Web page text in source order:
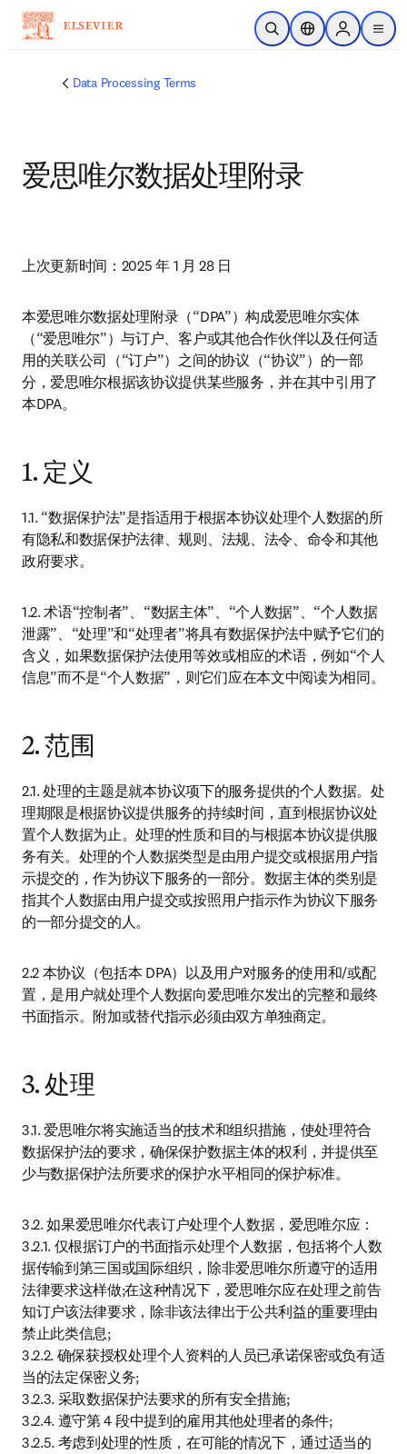
Skip to main content
Open SearchLocation Selector
Sign in to
menu
Data Processing Terms
爱思唯尔数据处理附录
上次更新时间：2025 年 1 月 28 日
本爱思唯尔数据处理附录（“DPA”）构成爱思唯尔实体
（“爱思唯尔”）与订户、客户或其他合作伙伴以及任何适
用的关联公司（“订户”）之间的协议（“协议”）的一部
分，爱思唯尔根据该协议提供某些服务，并在其中引用了
本DPA。
1. 定义
1.1. “数据保护法”是指适用于根据本协议处理个人数据的所
有隐私和数据保护法律、规则、法规、法令、命令和其他
政府要求。
1.2. 术语“控制者”、“数据主体”、“个人数据”、“个人数据
泄露”、“处理”和“处理者”将具有数据保护法中赋予它们的
含义，如果数据保护法使用等效或相应的术语，例如“个人
信息”而不是“个人数据”，则它们应在本文中阅读为相同。
2. 范围
2.1. 处理的主题是就本协议项下的服务提供的个人数据。处
理期限是根据协议提供服务的持续时间，直到根据协议处
置个人数据为止。处理的性质和目的与根据本协议提供服
务有关。处理的个人数据类型是由用户提交或根据用户指
示提交的，作为协议下服务的一部分。数据主体的类别是
指其个人数据由用户提交或按照用户指示作为协议下服务
的一部分提交的人。
2.2 本协议（包括本 DPA）以及用户对服务的使用和/或配
置，是用户就处理个人数据向爱思唯尔发出的完整和最终
书面指示。附加或替代指示必须由双方单独商定。
3. 处理
3.1. 爱思唯尔将实施适当的技术和组织措施，使处理符合
数据保护法的要求，确保保护数据主体的权利，并提供至
少与数据保护法所要求的保护水平相同的保护标准。
3.2. 如果爱思唯尔代表订户处理个人数据，爱思唯尔应：
3.2.1. 仅根据订户的书面指示处理个人数据，包括将个人数
据传输到第三国或国际组织，除非爱思唯尔所遵守的适用
法律要求这样做;在这种情况下，爱思唯尔应在处理之前告
知订户该法律要求，除非该法律出于公共利益的重要理由
禁止此类信息;
3.2.2. 确保获授权处理个人资料的人员已承诺保密或负有适
当的法定保密义务;
3.2.3. 采取数据保护法要求的所有安全措施;
3.2.4. 遵守第 4 段中提到的雇用其他处理者的条件;
3.2.5. 考虑到处理的性质，在可能的情况下，通过适当的